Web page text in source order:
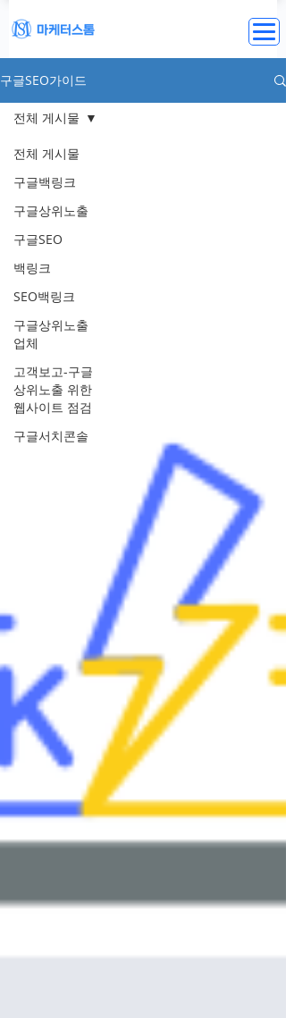
구글SEO가이드
전체 게시물
구글백링크
구글상위노출
구글SEO
백링크
SEO백링크
구글상위노출
업체
고객보고-구글
상위노출 위한
웹사이트 점검
구글서치콘솔
전체 게시물